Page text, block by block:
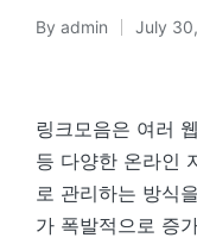
Posted
By admin July
링크모음은 여러
등 다양한 온라인
로 관리하는 방식
가 폭발적으로 증